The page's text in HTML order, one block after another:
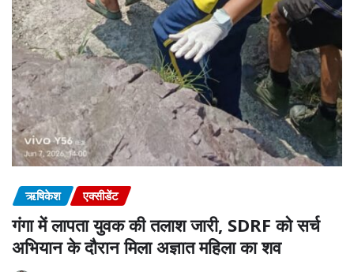
ऋषिकेश एक्सीडेंट
गंगा में लापता युवक की तलाश जारी, SDRF को सर्च
अभियान के दौरान मिला अज्ञात महिला का शव